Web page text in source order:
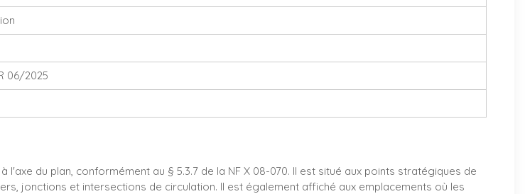
06/2025
du plan, conformément au § 5.3.7 de la NF X 08-070. Il est situé aux points stratégiques de
jonctions et intersections de circulation. Il est également affiché aux emplacements où les